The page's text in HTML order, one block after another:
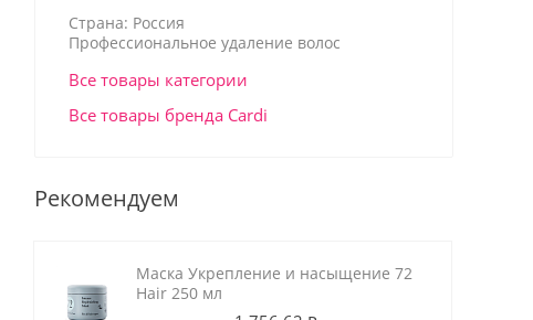
Страна: Россия
Профессиональное удаление волос
Все товары категории
Все товары бренда Cardi
Рекомендуем
Маска Укрепление и насыщение 72
Hair 250 мл